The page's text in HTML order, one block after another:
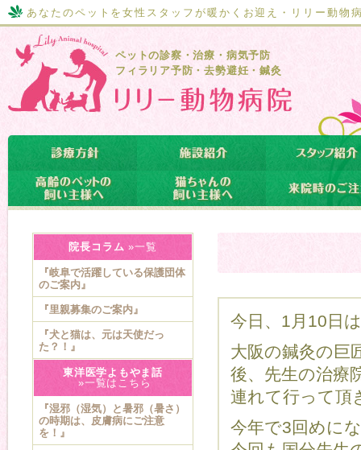
あなたのペットを女性スタッフが暖かくお迎え・リリー動物
ペットの診察・治療・病気予防
フィラリア予防・去勢避妊・鍼灸
今日、1月10日
大阪の鍼灸の巨
後、先生の治療
連れて行って頂
今年で3回めに
院長コラム »一覧
『岐阜で活躍している保護団体
のご案内』
『里親募集のご案内』
『犬と猫は、元は天使だっ
た？！』
東洋医学よもやま話
»一覧はこちら
『湿邪（湿気）と暑邪（暑さ）
の時期は、皮膚病にご注意
を！』